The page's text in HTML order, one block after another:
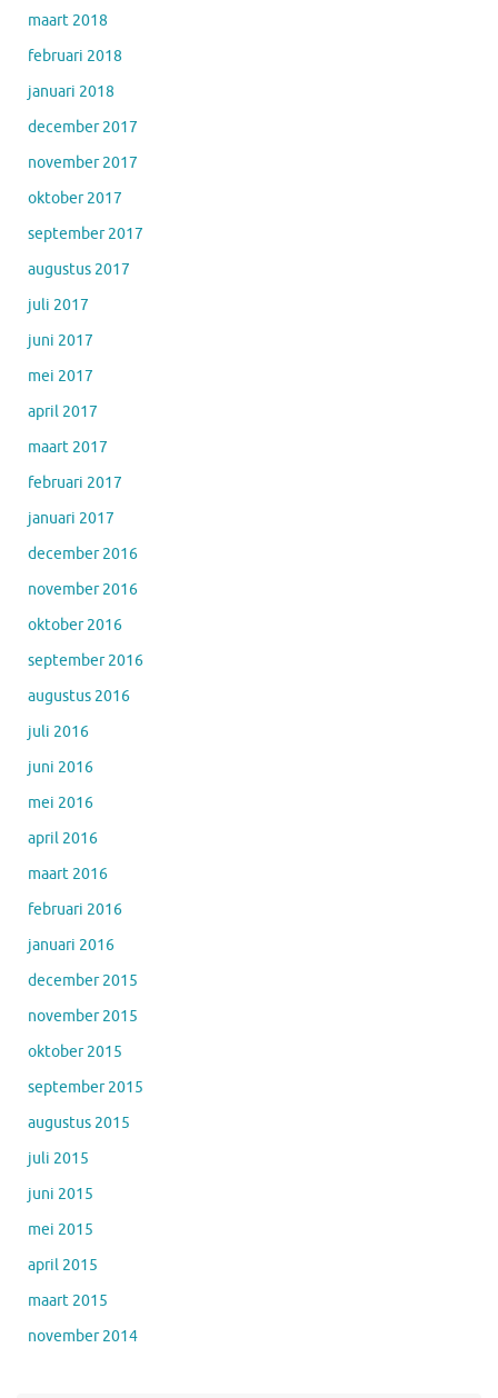
maart 2018
februari 2018
januari 2018
december 2017
november 2017
oktober 2017
september 2017
augustus 2017
juli 2017
juni 2017
mei 2017
april 2017
maart 2017
februari 2017
januari 2017
december 2016
november 2016
oktober 2016
september 2016
augustus 2016
juli 2016
juni 2016
mei 2016
april 2016
maart 2016
februari 2016
januari 2016
december 2015
november 2015
oktober 2015
september 2015
augustus 2015
juli 2015
juni 2015
mei 2015
april 2015
maart 2015
november 2014